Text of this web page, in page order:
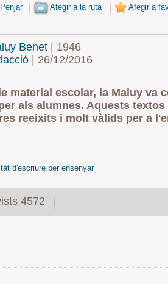
Penjar Afegir a la ruta
Afegir a
Benet| 1946
| 26/12/2016
material escolar, la Maluy va
als alumnes. Aquests textos
reeixits i molt vàlids per a
d'escriure per ensenyar
4572